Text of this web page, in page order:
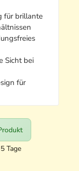
für brillante
Sicht bei
für
Tage